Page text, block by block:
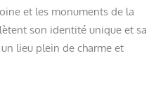
et les monuments de la
son identité unique et sa
lieu plein de charme et